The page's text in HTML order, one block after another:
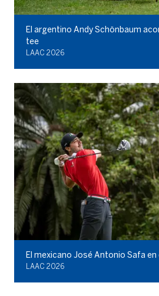
El argentino Andy Schönbaum
tee
LAAC 2026
El mexicano José Antonio Safa en
LAAC 2026